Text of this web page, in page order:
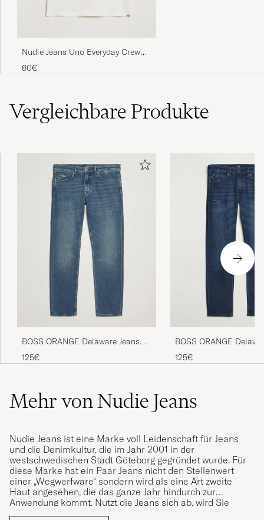
Nudie Jeans Uno Everyday Crew
Neck T-Shirt Chalk White
60€
VergleichbareProdukte
BOSS ORANGE Delaware Jeans
Medium Blue
125€
BOSS ORANGE
Dark Blue
125€
Mehr von Nudie Jeans
Nudie Jeans ist eine Marke voll Leidenschaft für Jeans
und die Denimkultur, die im Jahr 2001 in der
westschwedischen Stadt Göteborg gegründet wurde. Für
diese Marke hat ein Paar Jeans nicht den Stellenwert
einer „Wegwerfware“ sondern wird als eine Art zweite
Haut angesehen, die das ganze Jahr hindurch zur
Anwendung kommt. Nutzt die Jeans sich ab, wird Sie
ausbessert. Ist dies nicht mehr möglich, wird die alte